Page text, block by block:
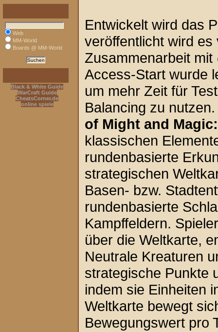
Web
MM-World
Boards @ MM-World
Black & White Guide
WarCraft Guide
CheatsCorner.de
online spiele
Entwickelt wird das
veröffentlicht wird
Zusammenarbeit mit
Access-Start wurde
um mehr Zeit für
Balancing zu
of Might and
klassischen
rundenbasierte
strategischen
Basen- bzw.
rundenbasierte
Kampffeldern.
über die Weltkarte,
Neutrale Kreaturen
strategische Punkte
indem sie Einheiten
Weltkarte bewegt
Bewegungswert pro